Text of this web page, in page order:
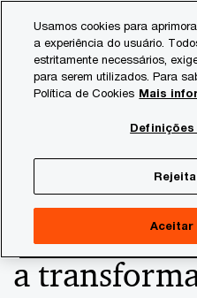
content
footer
Consultoria
Com o
centro,
imersivas
a
Usamos cookies para
a experiência do usuário.
estritamente necessários,
para serem utilizados. Para
Política de Cookies Mais
Aceitar